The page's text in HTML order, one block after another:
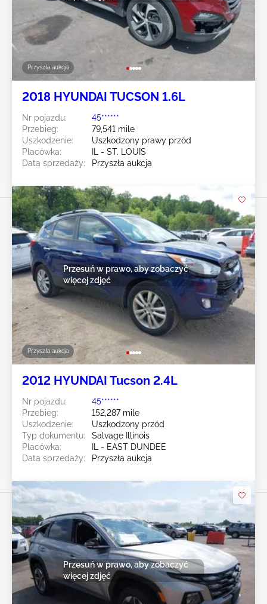
Przyszła aukcja
2018 HYUNDAI TUCSON 1.6L
Nr pojazdu:
45******
Przebieg:
79,541 mile
Uszkodzenie:
Uszkodzony prawy przód
Placówka:
IL - ST. LOUIS
Data sprzedaży:
Przyszła aukcja
Przyszła aukcja
Przesuń w prawo, aby zobaczyć
więcej zdjęć
2012 HYUNDAI Tucson 2.4L
Nr pojazdu:
45******
Przebieg:
152,287 mile
Uszkodzenie:
Uszkodzony przód
Typ dokumentu:
Salvage Illinois
Placówka:
IL - EAST DUNDEE
Data sprzedaży:
Przyszła aukcja
Przesuń w prawo, aby zobaczyć
więcej zdjęć